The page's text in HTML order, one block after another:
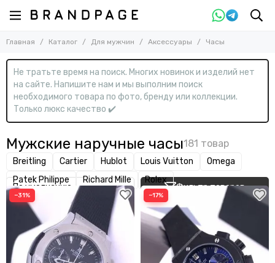
Назад
Для мужчин
Смотреть все товары
Одежда
Обувь
Сумки
Аксессуары
Назад
Аксессуары
Смотреть все товары
Бейсболки и кепки
Брелоки
Галстуки
Носки
Очки
Панамы
Перчатки
Ремни
Часы
Шапки
Шарфы
Обложки для документов
Главная Каталог Для мужчин Аксессуары Часы
Не тратьте время на поиск. Многих новинок и изделий нет
на сайте. Напишите нам и мы выполним поиск
необходимого товара по фото, бренду или коллекции.
Только люкс качество ✔️
Мужские наручные часы
Breitling Cartier Hublot Louis Vuitton
Omega
Patek Philippe
Richard Mille Rolex
Фильтр товаров
−31% −17%